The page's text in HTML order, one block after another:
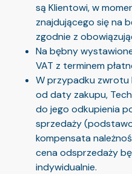
są Klientowi, w
znajdującego się na
zgodnie z
Na bębny
VAT z terminem
W przypadku zwrotu
od daty zakupu,
do jego odkupienia
sprzedaży
kompensata
cena odsprzedaży
indywidualnie.